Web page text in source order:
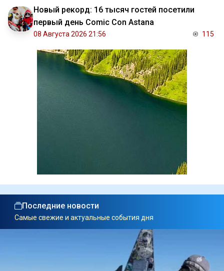
Новый рекорд: 16 тысяч гостей посетили
первый день Comic Con Astana
08 Августа 2026 21:56 115
Последние новости
Самые свежие и актуальные события дня